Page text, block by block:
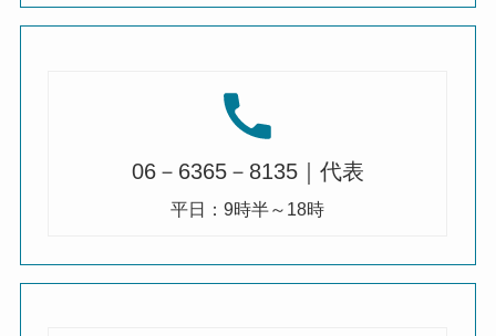
06－6365－8135｜代表
平日：9時半～18時